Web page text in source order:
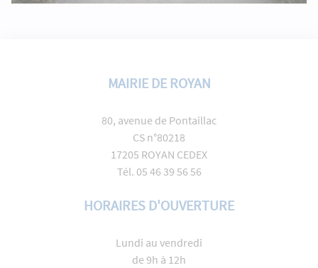
MAIRIE DE ROYAN
80, avenue de Pontaillac
CS n°80218
17205 ROYAN CEDEX
Tél. 05 46 39 56 56
HORAIRES D'OUVERTURE
Lundi au vendredi
de 9h à 12h